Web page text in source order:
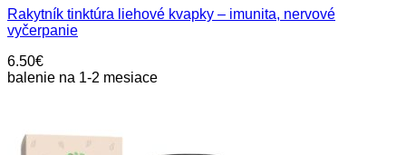
Rakytník tinktúra liehové kvapky – imunita, nervové
vyčerpanie
6.50€
balenie na 1-2 mesiace